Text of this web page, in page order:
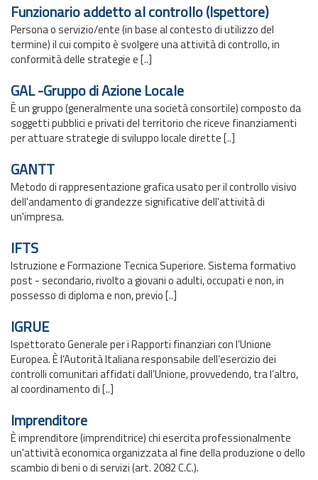
Funzionario addetto al controllo (Ispettore)
Persona o servizio/ente (in base al contesto di utilizzo del
termine) il cui compito è svolgere una attività di controllo, in
conformità delle strategie e [..]
GAL -Gruppo di Azione Locale
È un gruppo (generalmente una società consortile) composto da
soggetti pubblici e privati del territorio che riceve finanziamenti
per attuare strategie di sviluppo locale dirette [..]
GANTT
Metodo di rappresentazione grafica usato per il controllo visivo
dell'andamento di grandezze significative dell'attività di
un'impresa.
IFTS
Istruzione e Formazione Tecnica Superiore. Sistema formativo
post - secondario, rivolto a giovani o adulti, occupati e non, in
possesso di diploma e non, previo [..]
IGRUE
Ispettorato Generale per i Rapporti finanziari con l’Unione
Europea. È l’Autorità Italiana responsabile dell’esercizio dei
controlli comunitari affidati dall’Unione, provvedendo, tra l’altro,
al coordinamento di [..]
Imprenditore
È imprenditore (imprenditrice) chi esercita professionalmente
un'attività economica organizzata al fine della produzione o dello
scambio di beni o di servizi (art. 2082 C.C.).